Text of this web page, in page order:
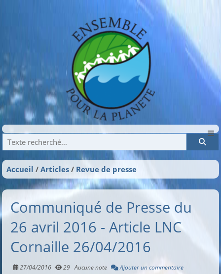
Recherche
Accueil Articles Revue de presse
Communiqué de Presse du
26 avril 2016 - Article LNC
Cornaille 26/04/2016
27/04/2016 29 Aucune note Ajouter un commentaire